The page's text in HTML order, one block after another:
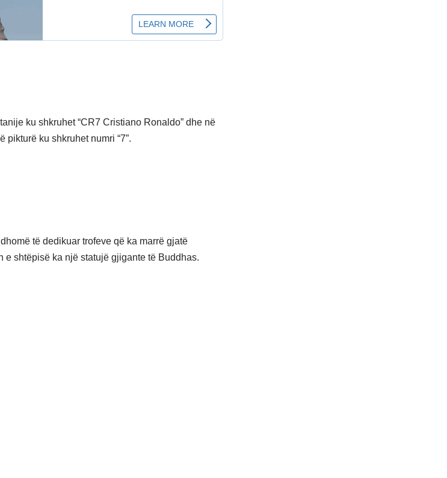
ku shkruhet “CR7 Cristiano Ronaldo” dhe në
pikturë ku shkruhet numri “7”.
të dedikuar trofeve që ka marrë gjatë
e shtëpisë ka një statujë gjigante të Buddhas.